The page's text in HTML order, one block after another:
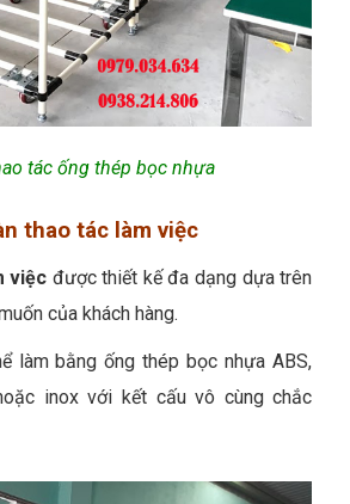
tác ống thép bọc nhựa
thao tác làm việc
việc được thiết kế đa dạng dựa trên
của khách hàng.
làm bằng ống thép bọc nhựa ABS,
inox với kết cấu vô cùng chắc